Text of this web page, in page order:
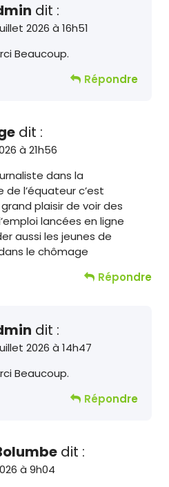
dit :
2026 à 16h51
Beaucoup.
Répondre
dit :
à 21h56
dans la
de l’équateur c’est
plaisir de voir des
lancées en ligne
aussi les jeunes de
le chômage
Répondre
dit :
2026 à 14h47
Beaucoup.
Répondre
dit :
à 9h04